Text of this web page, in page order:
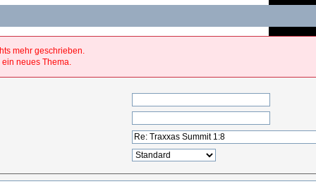
mehr geschrieben.
neues Thema.